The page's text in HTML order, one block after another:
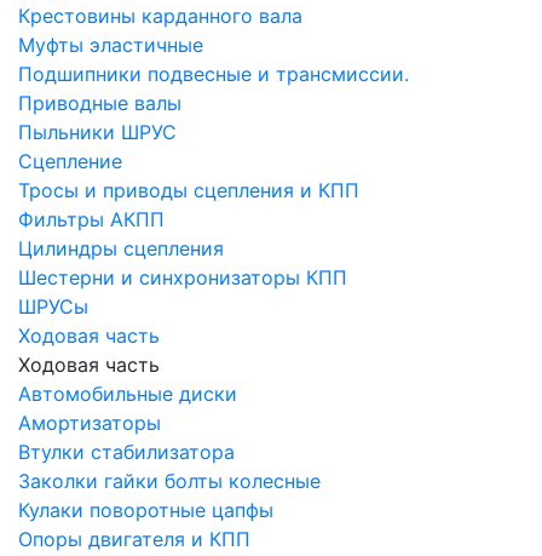
Крестовины карданного вала
Муфты эластичные
Подшипники подвесные и трансмиссии.
Приводные валы
Пыльники ШРУС
Сцепление
Тросы и приводы сцепления и КПП
Фильтры АКПП
Цилиндры сцепления
Шестерни и синхронизаторы КПП
ШРУСы
Ходовая часть
Ходовая часть
Автомобильные диски
Амортизаторы
Втулки стабилизатора
Заколки гайки болты колесные
Кулаки поворотные цапфы
Опоры двигателя и КПП